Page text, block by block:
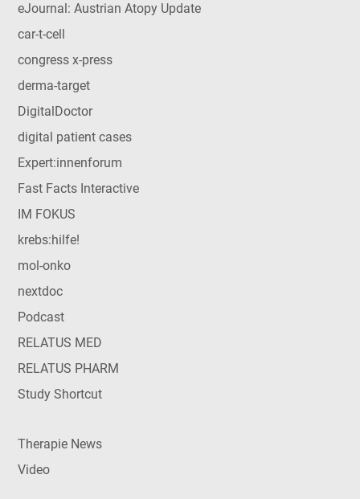
eJournal: Austrian Atopy Update
car-t-cell
congress x-press
derma-target
DigitalDoctor
digital patient cases
Expert:innenforum
Fast Facts Interactive
IM FOKUS
krebs:hilfe!
mol-onko
nextdoc
Podcast
RELATUS MED
RELATUS PHARM
Study Shortcut
Therapie News
Video